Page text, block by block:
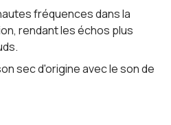
fréquences dans la
rendant les échos plus
sec d'origine avec le son de